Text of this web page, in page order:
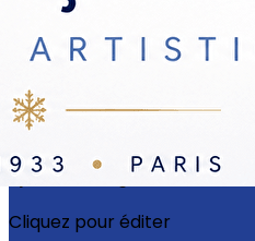
Ajoutez un logo, un bouton,
Cliquez pour éditer